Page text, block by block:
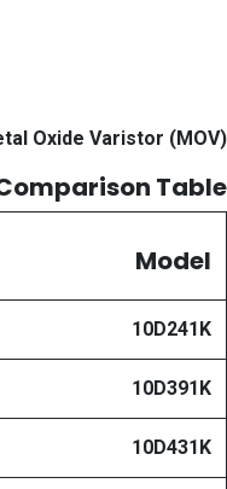
Oxide Varistor (MOV)
Table
Model
10D241K
10D391K
10D431K